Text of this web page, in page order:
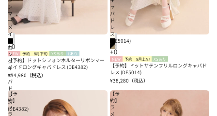
ン
マ
ー
メ
イ
ド
ロ
ン
グ
キ
ャ
バ
ド
レ
ス
(DE4382)
NEW 予約 8月下旬 XSあり Lあり
【予約】ドットシフォンホルターリボンマー
メイドロングキャバドレス (DE4382)
¥34,980 （税込）
ャ
バ
ド
レ
ス
(DE5014)
NEW 予約 9月上旬 XSあり
【予約】ドットサテンフリルロングキャバド
レス (DE5014)
¥38,280 （税込）
【予
約】
フ
ラ
【予
約】
ラ
メ